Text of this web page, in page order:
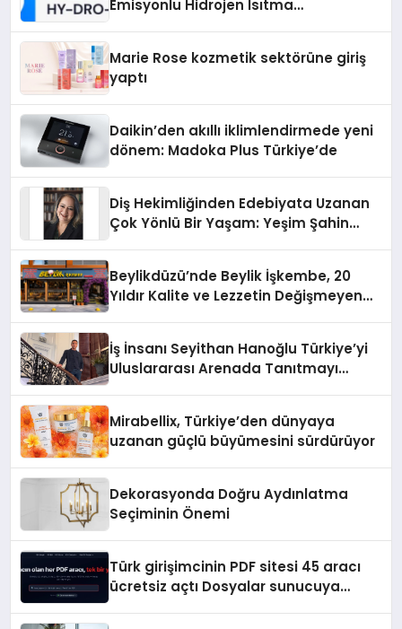
Emisyonlu Hidrojen Isıtma
Marie Rose kozmetik sektörüne giriş
yaptı
Daikin’den akıllı iklimlendirmede yeni
dönem: Madoka Plus Türkiye’de
Diş Hekimliğinden Edebiyata Uzanan
Çok Yönlü Bir Yaşam: Yeşim Şahin
Beylikdüzü’nde Beylik İşkembe, 20
Yıldır Kalite ve Lezzetin Değişmeyen
İş İnsanı Seyithan Hanoğlu Türkiye’yi
Uluslararası Arenada Tanıtmayı
Mirabellix, Türkiye’den dünyaya
uzanan güçlü büyümesini sürdürüyor
Dekorasyonda Doğru Aydınlatma
Seçiminin Önemi
Türk girişimcinin PDF sitesi 45 aracı
ücretsiz açtı Dosyalar sunucuya